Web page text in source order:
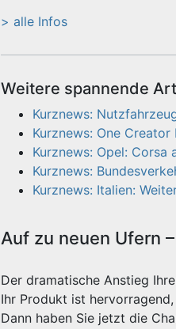
> alle Infos
Weitere spannende
Kurznews:
Kurznews: One
Kurznews: Opel:
Kurznews:
Kurznews: Italien:
Auf zu neuen Ufern
Der dramatische Anstieg
Ihr Produkt ist
Dann haben Sie jetzt die